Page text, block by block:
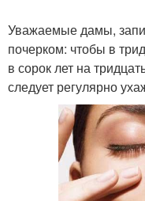
Уважаемые дамы,
почерком: чтобы в
в сорок лет на
следует регулярно